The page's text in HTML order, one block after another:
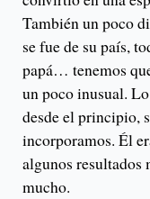
También un poco
se fue de su país,
papá… tenemos
un poco inusual.
desde el principio,
incorporamos. Él
algunos resultados
mucho.